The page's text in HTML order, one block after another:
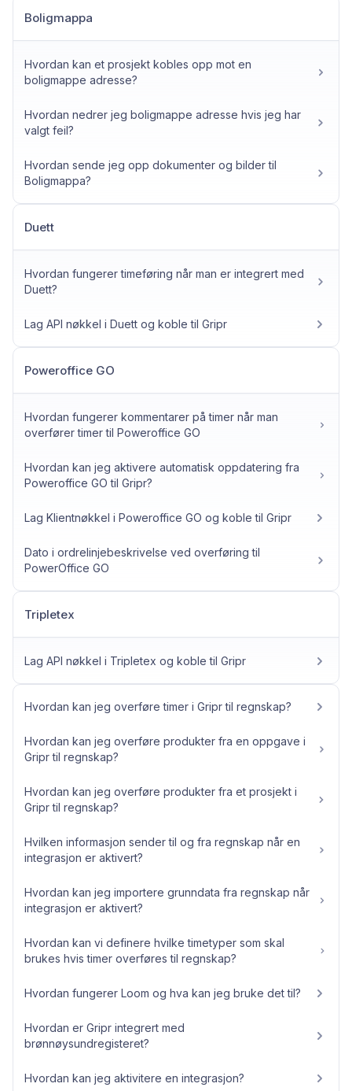
Boligmappa
Hvordan kan et prosjekt kobles opp mot en
boligmappe adresse?
Hvordan nedrer jeg boligmappe adresse hvis jeg har
valgt feil?
Hvordan sende jeg opp dokumenter og bilder til
Boligmappa?
Duett
Hvordan fungerer timeføring når man er integrert med
Duett?
Lag API nøkkel i Duett og koble til Gripr
Poweroffice GO
Hvordan fungerer kommentarer på timer når man
overfører timer til Poweroffice GO
Hvordan kan jeg aktivere automatisk oppdatering fra
Poweroffice GO til Gripr?
Lag Klientnøkkel i Poweroffice GO og koble til Gripr
Dato i ordrelinjebeskrivelse ved overføring til
PowerOffice GO
Tripletex
Lag API nøkkel i Tripletex og koble til Gripr
Hvordan kan jeg overføre timer i Gripr til regnskap?
Hvordan kan jeg overføre produkter fra en oppgave i
Gripr til regnskap?
Hvordan kan jeg overføre produkter fra et prosjekt i
Gripr til regnskap?
Hvilken informasjon sender til og fra regnskap når en
integrasjon er aktivert?
Hvordan kan jeg importere grunndata fra regnskap når
integrasjon er aktivert?
Hvordan kan vi definere hvilke timetyper som skal
brukes hvis timer overføres til regnskap?
Hvordan fungerer Loom og hva kan jeg bruke det til?
Hvordan er Gripr integrert med
brønnøysundregisteret?
Hvordan kan jeg aktivitere en integrasjon?